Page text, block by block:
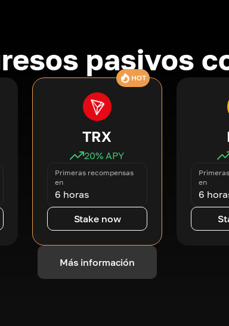
pasivos
HOT
TRX
20% APY
Primeras recompensas
en
6 horas
Stake now
en
6
Más información